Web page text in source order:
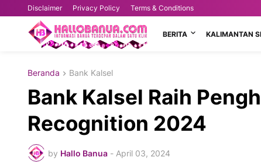
Disclaimer Privacy Policy Terms & Conditions
BERITA KALIMANTAN
Beranda Bank Kalsel
Bank Kalsel Raih
Recognition 2024
by Hallo Banua - April 03, 2024